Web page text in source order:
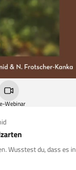
Webinar
Wusstest du, dass es in